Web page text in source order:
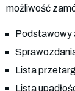
możliwość
Podstawowy
Lista
Lista